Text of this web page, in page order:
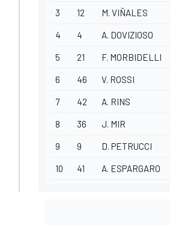
3 12 M. VIÑALES
4 4 A. DOVIZIOSO
5 21 F. MORBIDELLI
6 46 V. ROSSI
7 42 A. RINS
8 36 J. MIR
9 9 D. PETRUCCI
10 41 A. ESPARGARO